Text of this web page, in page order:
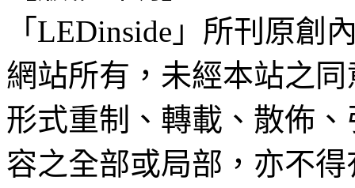
「LEDinside」所刊原創
網站所有，未經本站之
形式重制、轉載、散佈
容之全部或局部，亦不